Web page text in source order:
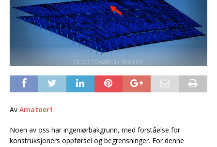
Av Amatoer1
Noen av oss har ingeniørbakgrunn, med forståelse for
konstruksjoners oppførsel og begrensninger. For denne